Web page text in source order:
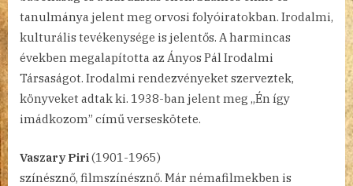
tanulmánya jelent meg orvosi folyóiratokban. Irodalmi,
kulturális tevékenysége is jelentős. A harmincas
években megalapította az Ányos Pál Irodalmi
Társaságot. Irodalmi rendezvényeket szerveztek,
könyveket adtak ki. 1938-ban jelent meg „Én így
imádkozom” című verseskötete.
Vaszary Piri(1901-1965)
színésznő, filmszínésznő. Már némafilmekben is